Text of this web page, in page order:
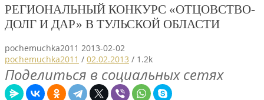
РЕГИОНАЛЬНЫЙ КОНКУРС «ОТЦОВСТВО-
ДОЛГ И ДАР» В ТУЛЬСКОЙ ОБЛАСТИ
pochemuchka2011 2013-02-02
pochemuchka2011 / 02.02.2013 / 1.2k
Поделиться в социальных сетях